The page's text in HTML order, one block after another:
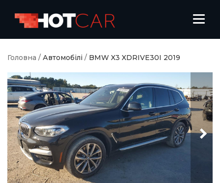
Головна / Автомобілі / BMW X3 XDRIVE30I 2019